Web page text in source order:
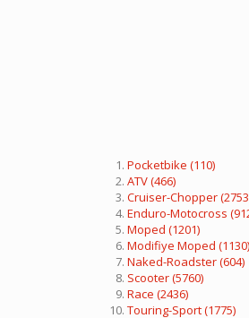
Pocketbike (110)
ATV(466)
Cruiser-Chopper
Enduro-Motocross
Moped (1201)
Modifiye Moped (1130)
Naked-Roadster(604)
Scooter(5760)
Race (2436)
Touring-Sport(1775)